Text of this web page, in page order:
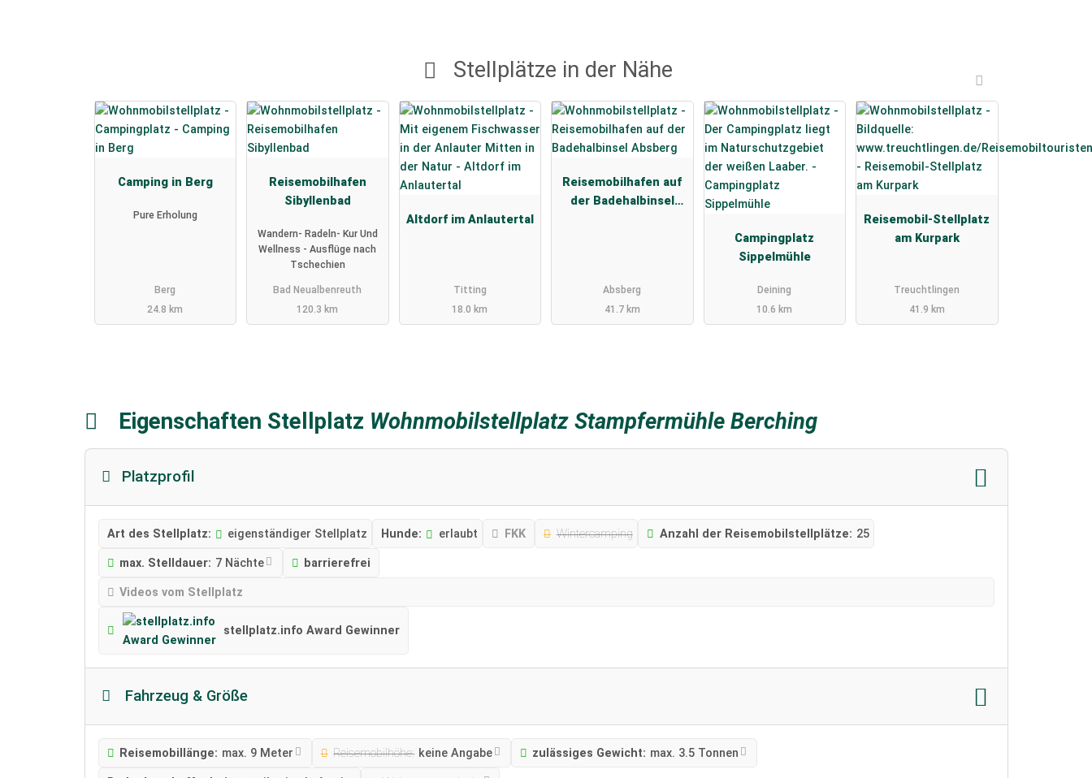
Stellplätze in der Nähe
Camping in Berg
Pure Erholung
Berg
24.8 km
Reisemobilhafen
Sibyllenbad
Wandern- Radeln- Kur Und
Wellness - Ausflüge nach
Tschechien
Bad Neualbenreuth
120.3 km
Altdorf im Anlautertal
Titting
18.0 km
Reisemobilhafen auf
der Badehalbinsel
Absberg
41.7 km
Campingplatz
Sippelmühle
Deining
10.6 km
Reisemobil-Stellplatz
am Kurpark
Treuchtlingen
41.9 km
Eigenschaften Stellplatz Wohnmobilstellplatz Stampfermühle Berching
Platzprofil
Art des Stellplatz: eigenständiger Stellplatz Hunde: erlaubt FKK Wintercamping Anzahl der Reisemobilstellplätze: 25
max. Stelldauer: 7 Nächte barrierefrei
Videos vom Stellplatz
stellplatz.info Award Gewinner
Fahrzeug & Größe
Reisemobillänge: max. 9 Meter Reisemobilhöhe: keine Angabe zulässiges Gewicht: max. 3.5 Tonnen